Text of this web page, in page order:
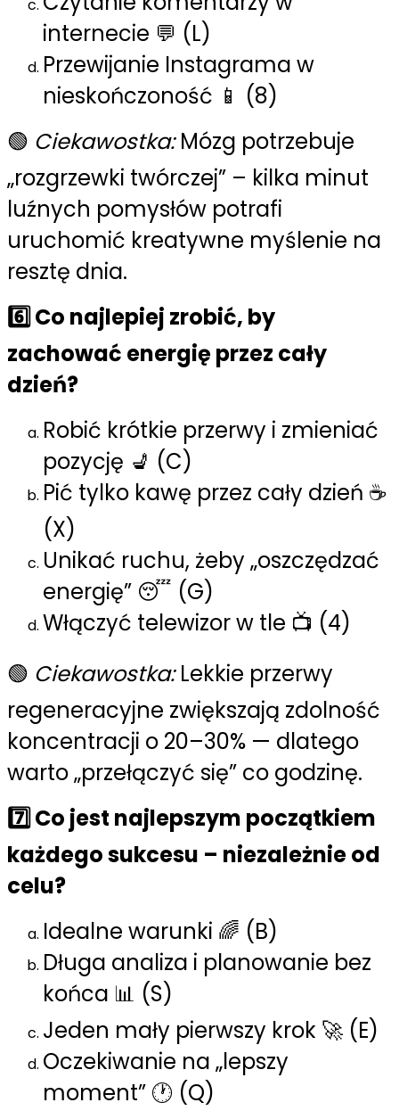
internecie 💬 (L)
Przewijanie Instagrama w
nieskończoność 📱 (8)
🟢 Ciekawostka:Mózg potrzebuje
„rozgrzewki twórczej” – kilka minut
luźnych pomysłów potrafi
uruchomić kreatywne myślenie na
resztę dnia.
6️⃣Co najlepiej zrobić, by
zachować energię przez cały
dzień?
Robić krótkie przerwy i zmieniać
pozycję 💺 (C)
Pić tylko kawę przez cały dzień ☕
(X)
Unikać ruchu, żeby „oszczędzać
energię” 😴 (G)
Włączyć telewizor w tle 📺 (4)
🟢 Ciekawostka:Lekkie przerwy
regeneracyjne zwiększają zdolność
koncentracji o 20–30% — dlatego
warto „przełączyć się” co godzinę.
7️⃣ Co jest najlepszym początkiem
każdego sukcesu – niezależnie od
celu?
Idealne warunki 🌈 (B)
Długa analiza i planowanie bez
końca 📊 (S)
Jeden mały pierwszy krok 🚀 (E)
Oczekiwanie na „lepszy
moment” 🕐 (Q)